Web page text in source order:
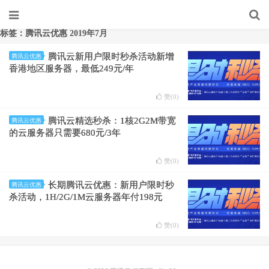
标签：腾讯云优惠 2019年7月
腾讯云优惠
腾讯云新用户限时秒杀活动新增
香港地区服务器，最低249元/年
赞(0)
腾讯云优惠
腾讯云精选秒杀：1核2G2M带宽
的云服务器只需要680元/3年
赞(0)
腾讯云优惠
长期腾讯云优惠：新用户限时秒
杀活动，1H/2G/1M云服务器年付198元
赞(0)